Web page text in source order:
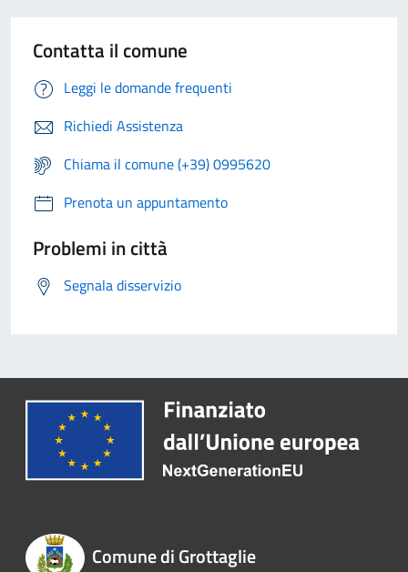
Contatta il comune
Leggi le domande frequenti
Richiedi Assistenza
Chiama il comune (+39) 0995620
Prenota un appuntamento
Problemi in città
Segnala disservizio
Comune di Grottaglie